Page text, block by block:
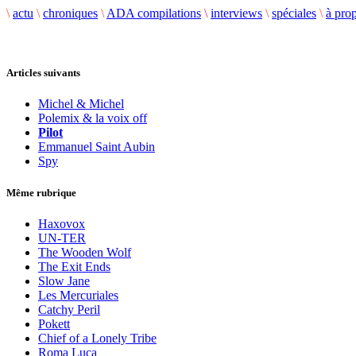
\ actu \ chroniques \ ADA compilations \ interviews \ spéciales \ à
Articles suivants
Michel & Michel
Polemix & la voix off
Pilot
Emmanuel Saint Aubin
Spy
Même rubrique
Haxovox
UN-TER
The Wooden Wolf
The Exit Ends
Slow Jane
Les Mercuriales
Catchy Peril
Pokett
Chief of a Lonely Tribe
Roma Luca